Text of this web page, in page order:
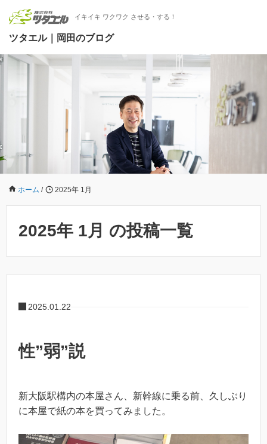
イキイキ ワクワク させる・する！
ツタエル｜岡田のブログ
ホーム / 2025年 1月
2025年 1月 の投稿一覧
2025.01.22
性”弱”説
新大阪駅構内の本屋さん、新幹線に乗る前、久しぶり
に本屋で紙の本を買ってみました。